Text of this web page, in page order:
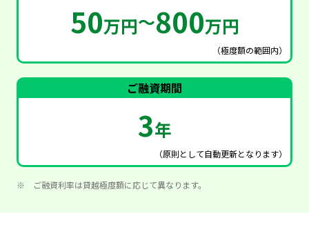
50万円〜800万円
（極度額の範囲内）
ご融資期間
3年
（原則として自動更新となります）
ご融資利率は貸越極度額に応じて異なります。